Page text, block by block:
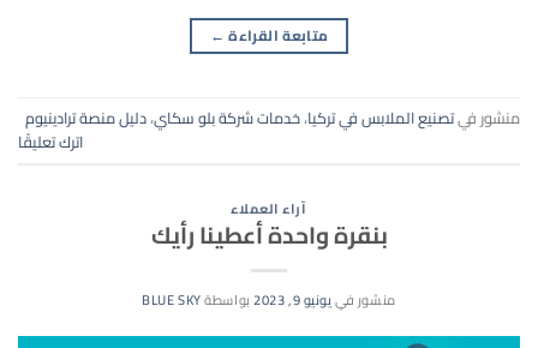
متابعة القراءة ←
منشور فيتصنيع الملابس في تركيا،خدمات شركة بلو سكاي،دليل منصة ترادينيوم
اترك تعليقًا
آراء العملاء
بنقرة واحدة أعطينا رأيك
منشور فييونيو 9, 2023 بواسطةBLUE SKY